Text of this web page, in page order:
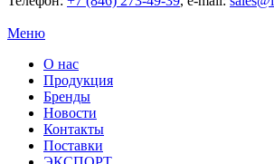
Меню
О нас
Продукция
Бренды
Новости
Контакты
Поставки